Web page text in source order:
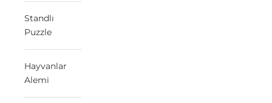
Standlı
Puzzle
Hayvanlar
Alemi